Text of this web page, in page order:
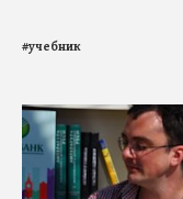
#учебник